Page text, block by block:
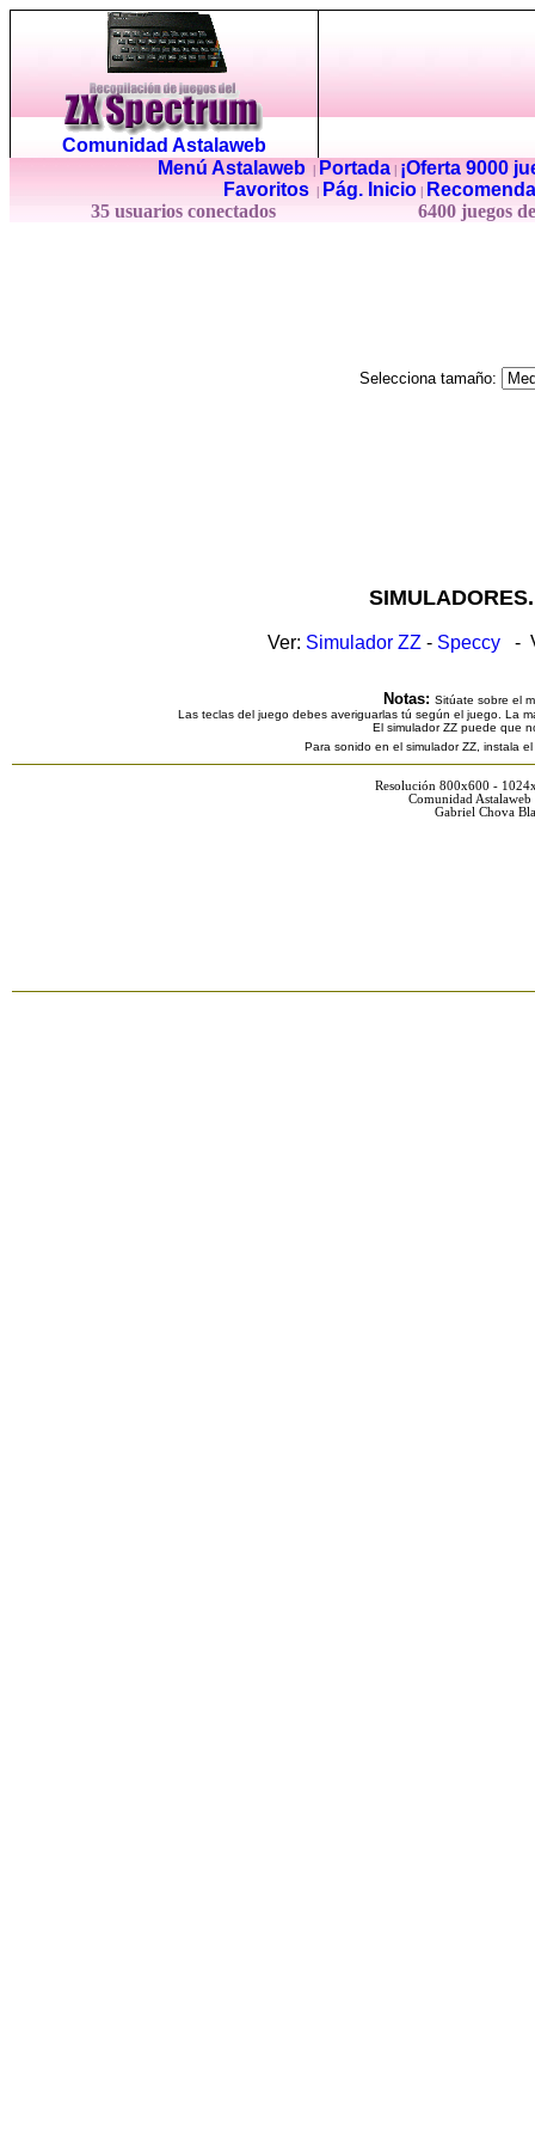
Comunidad Astalaweb
Menú Astalaweb| Portada|
¡Oferta 9000
Favoritos
Pág. Inicio
35 usuarios conectados
6400 juegos
Selecciona tamaño:
Ver: Simulador ZZ - Speccy -
Notas: Sitúate sobre el
Las teclas del juego debes averiguarlas tú según el juego. La
El simulador ZZ puede que
Para sonido en el simulador ZZ, instala
Resolución 800x600 -
Comunidad
Gabriel Chova